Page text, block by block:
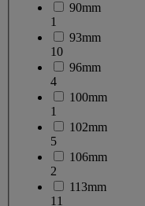
90mm
1
93mm
10
96mm
4
100mm
1
102mm
5
106mm
2
113mm
11